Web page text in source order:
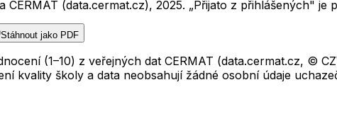
CERMAT (data.cermat.cz), 2025. „Přijato z přihlášených" je
Stáhnout jako PDF
(1–10) z veřejných dat CERMAT (data.cermat.cz, ©
kvality školy a data neobsahují žádné osobní údaje